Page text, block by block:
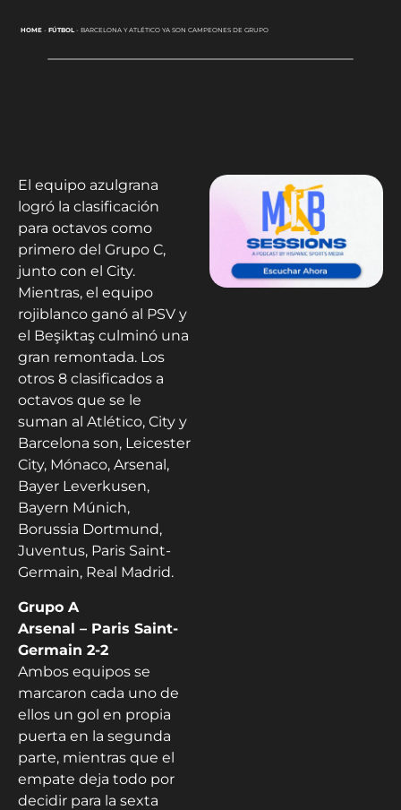
HOME- FÚTBOL- BARCELONA Y ATLÉTICO YA SON CAMPEONES DE GRUPO
El equipo azulgrana
logró la clasificación
para octavos como
primero del Grupo C,
junto con el City.
Mientras, el equipo
rojiblanco ganó al PSV y
el Beşiktaş culminó una
gran remontada. Los
otros 8 clasificados a
octavos que se le
suman al Atlético, City y
Barcelona son, Leicester
City, Mónaco, Arsenal,
Bayer Leverkusen,
Bayern Múnich,
Borussia Dortmund,
Juventus, Paris Saint-
Germain, Real Madrid.
Grupo A
Arsenal – Paris Saint-
Germain 2-2
Ambos equipos se
marcaron cada uno de
ellos un gol en propia
puerta en la segunda
parte, mientras que el
empate deja todo por
decidir para la sexta